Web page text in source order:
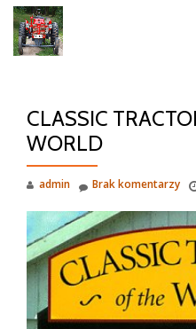
Przeskocz
CLASSIC
WORLD
admin Brak komentarzy